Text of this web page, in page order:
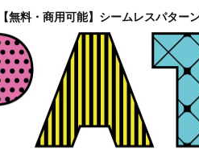
【無料・商用可能】シームレスパタ